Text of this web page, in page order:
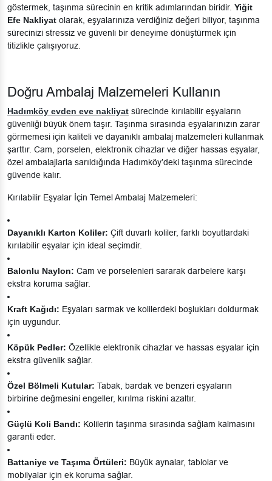
göstermek, taşınma sürecinin en kritik adımlarından biridir. Yiğit
Efe Nakliyat olarak, eşyalarınıza verdiğiniz değeri biliyor, taşınma
sürecinizi stressiz ve güvenli bir deneyime dönüştürmek için
titizlikle çalışıyoruz.
Doğru Ambalaj Malzemeleri Kullanın
Hadımköy evden eve nakliyat sürecinde kırılabilir eşyaların
güvenliği büyük önem taşır. Taşınma sırasında eşyalarınızın zarar
görmemesi için kaliteli ve dayanıklı ambalaj malzemeleri kullanmak
şarttır. Cam, porselen, elektronik cihazlar ve diğer hassas eşyalar,
özel ambalajlarla sarıldığında Hadımköy’deki taşınma sürecinde
güvende kalır.
Kırılabilir Eşyalar İçin Temel Ambalaj Malzemeleri:
Dayanıklı Karton Koliler: Çift duvarlı koliler, farklı boyutlardaki
kırılabilir eşyalar için ideal seçimdir.
Balonlu Naylon: Cam ve porselenleri sararak darbelere karşı
ekstra koruma sağlar.
Kraft Kağıdı: Eşyaları sarmak ve kolilerdeki boşlukları doldurmak
için uygundur.
Köpük Pedler: Özellikle elektronik cihazlar ve hassas eşyalar için
ekstra güvenlik sağlar.
Özel Bölmeli Kutular: Tabak, bardak ve benzeri eşyaların
birbirine değmesini engeller, kırılma riskini azaltır.
Güçlü Koli Bandı: Kolilerin taşınma sırasında sağlam kalmasını
garanti eder.
Battaniye ve Taşıma Örtüleri: Büyük aynalar, tablolar ve
mobilyalar için ek koruma sağlar.